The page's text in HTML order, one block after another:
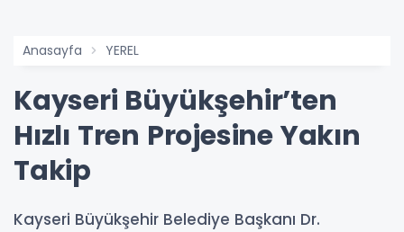
Anasayfa YEREL
Kayseri Büyükşehir’ten
Hızlı Tren Projesine Yakın
Takip
Kayseri Büyükşehir Belediye Başkanı Dr.